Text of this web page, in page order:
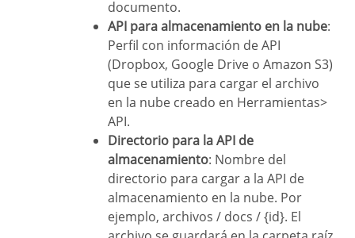
documento.
API para almacenamiento en la nube:
Perfil con información de API
(Dropbox, Google Drive o Amazon S3)
que se utiliza para cargar el archivo
en la nube creado en Herramientas>
API.
Directorio para la API de
almacenamiento: Nombre del
directorio para cargar a la API de
almacenamiento en la nube. Por
ejemplo, archivos / docs / {id}. El